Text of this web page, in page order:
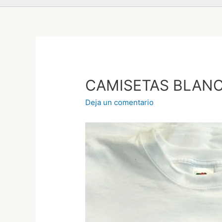
CAMISETAS
Deja un comentario